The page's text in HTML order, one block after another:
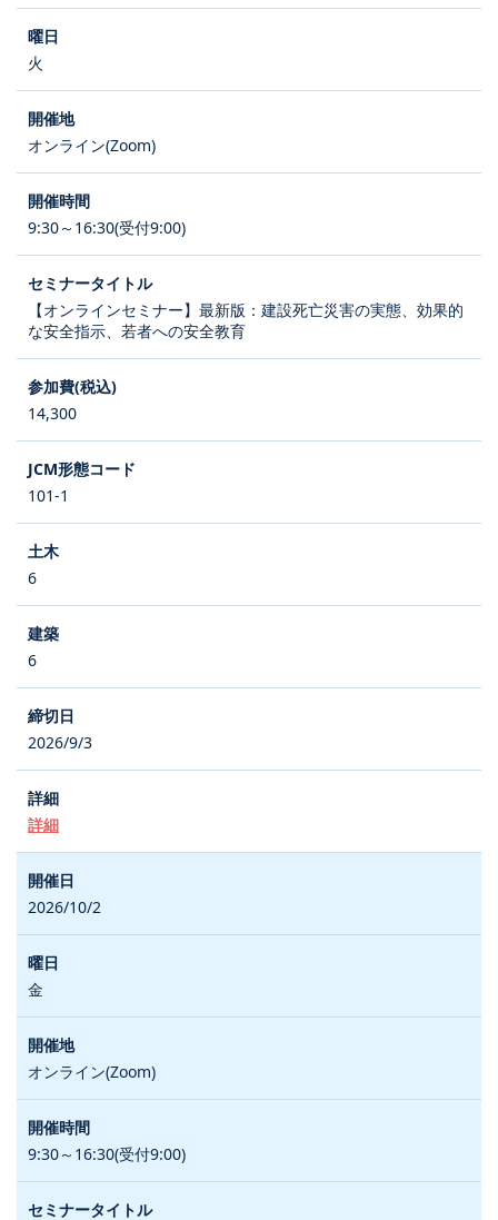
火
オンライン(Zoom)
9:30～16:30(受付9:00)
【オンラインセミナー】最新版：建設死亡災害の実態、効果的
な安全指示、若者への安全教育
14,300
101-1
6
6
2026/9/3
詳細
2026/10/2
金
オンライン(Zoom)
9:30～16:30(受付9:00)